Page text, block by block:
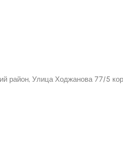
район, Улица Ходжанова 77/5